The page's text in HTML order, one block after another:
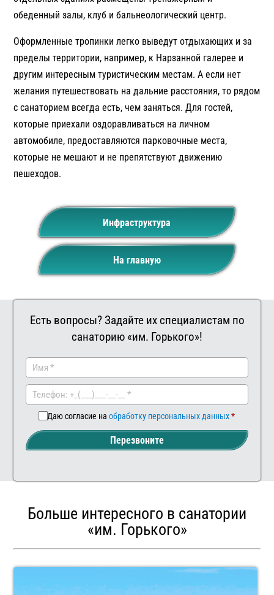
обеденный залы, клуб и бальнеологический центр.
Оформленные тропинки легко выведут отдыхающих и за
пределы территории, например, к Нарзанной галерее и
другим интересным туристическим местам. А если нет
желания путешествовать на дальние расстояния, то рядом
с санаторием всегда есть, чем заняться. Для гостей,
которые приехали оздоравливаться на личном
автомобиле, предоставляются парковочные места,
которые не мешают и не препятствуют движению
пешеходов.
Инфраструктура
На главную
Есть вопросы? Задайте их специалистам по
санаторию «им. Горького»!
Даю согласие на обработку персональных данных
Перезвоните
Больше интересного в санатории
«им. Горького»